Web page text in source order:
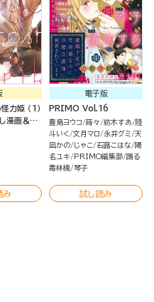
力姫 （1）
漫画＆電
】
み
電子版
PRIMO Vol.16
豊島ヨウコ 蒔々 紡木すあ
陸
斗いく 文月マロ 永井グミ 天
凪かの じゃこ 石蕗こはな 陽
名ユキ
PRIMO編集部 踊る
毒林檎 琴子
試し読み